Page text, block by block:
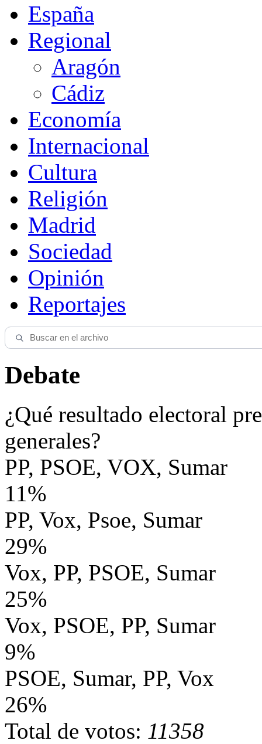
España
Regional
Aragón
Cádiz
Economía
Internacional
Cultura
Religión
Madrid
Sociedad
Opinión
Reportajes
Debate
¿Qué resultado electoral
generales?
PP, PSOE, VOX, Sumar
11%
PP, Vox, Psoe, Sumar
29%
Vox, PP, PSOE, Sumar
25%
Vox, PSOE, PP, Sumar
9%
PSOE, Sumar, PP, Vox
26%
Total de votos: 11358